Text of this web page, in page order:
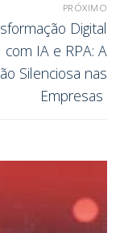
PRÓXIMO
Digital
com IA e RPA: A
Silenciosa nas
Empresas